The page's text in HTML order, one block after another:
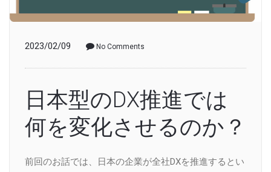
2023/02/09 No Comments
日本型のDX推進では
何を変化させるのか？
前回のお話では、日本の企業が全社DXを推進するとい